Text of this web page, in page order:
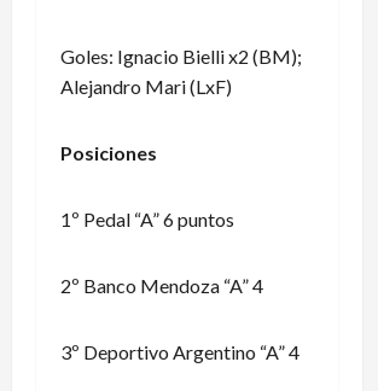
Goles: Ignacio Bielli x2 (BM);
Alejandro Mari (LxF)
Posiciones
1º Pedal “A” 6 puntos
2º Banco Mendoza “A” 4
3º Deportivo Argentino “A” 4